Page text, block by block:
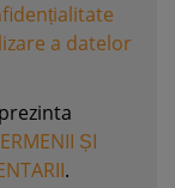
a datelor
ȘI
.